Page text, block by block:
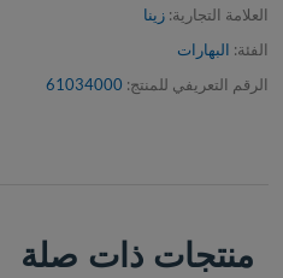
العلامة التجارية: زينا
الفئة: البهارات
الرقم التعريفي للمنتج: 61034000
منتجات ذات صلة